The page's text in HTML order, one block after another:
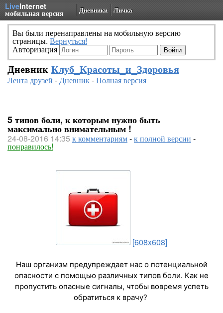
LiveInternet
мобильная версия Дневники Личка
Вы были перенаправлены на мобильную версию
страницы. Вернуться!
Авторизация
Дневник Клуб_Красоты_и_Здоровья
Лента друзей -Дневник-Полная версия
5 типов боли, к которым нужно быть
максимально внимательным !
24-08-2016 14:35 к комментариям-к полной версии -
понравилось!
[608x608]
Наш организм предупреждает нас о потенциальной
опасности с помощью различных типов боли. Как не
пропустить опасные сигналы, чтобы вовремя успеть
обратиться к врачу?